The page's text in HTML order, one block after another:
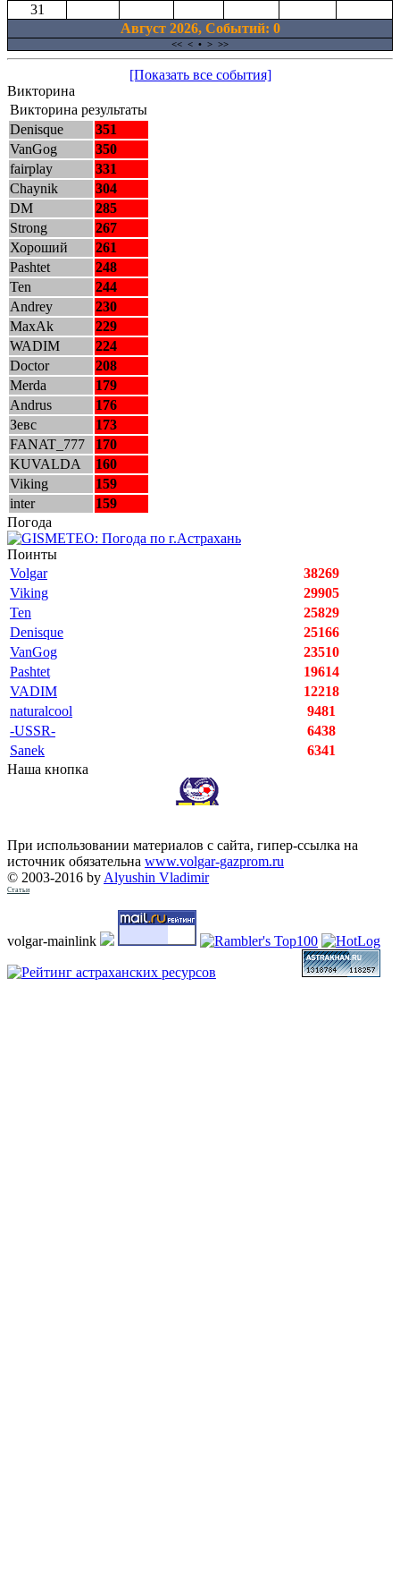
31
Август 2026, Cобытий: 0
<< < • > >>
[Показать все события]
Викторина
Викторина результаты
Denisque
351
VanGog
350
fairplay
331
Chaynik
304
DM
285
Strong
267
Хороший
261
Pashtet
248
Ten
244
Andrey
230
MaxAk
229
WADIM
224
Doctor
208
Merda
179
Andrus
176
Зевс
173
FANAT_777
170
KUVALDA
160
Viking
159
inter
159
Погода
Поинты
Volgar
38269
Viking
29905
Ten
25829
Denisque
25166
VanGog
23510
Pashtet
19614
VADIM
12218
naturalcool
9481
-USSR-
6438
Sanek
6341
Наша кнопка
При использовании материалов с сайта, гипер-ссылка на
источник обязательна www.volgar-gazprom.ru
© 2003-2016 by Alyushin Vladimir
Статьи
volgar-mainlink